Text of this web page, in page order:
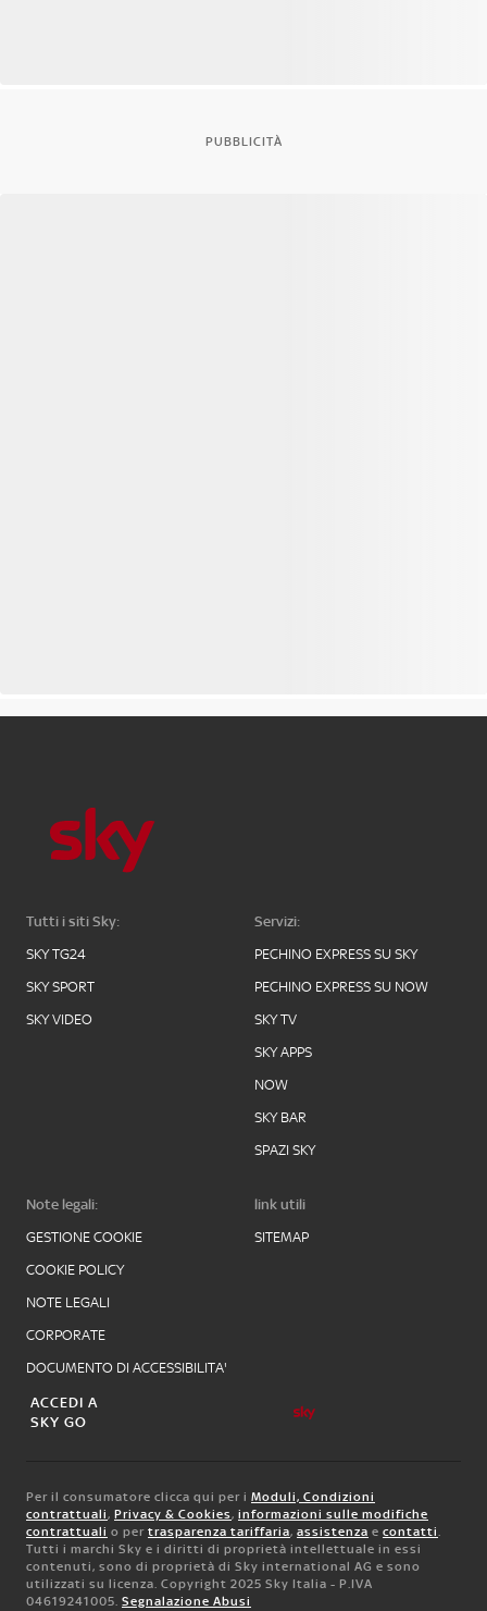
PUBBLICITÀ
Tutti i siti Sky:
SKY TG24
SKY SPORT
SKY VIDEO
Servizi:
PECHINO EXPRESS SU SKY
PECHINO EXPRESS SU NOW
SKY TV
SKY APPS
NOW
SKY BAR
SPAZI SKY
Note legali:
GESTIONE COOKIE
COOKIE POLICY
NOTE LEGALI
CORPORATE
DOCUMENTO DI ACCESSIBILITA'
link utili
SITEMAP
ACCEDI A
SKY GO
Per il consumatore clicca qui per i Moduli, Condizioni
contrattuali, Privacy & Cookies, informazioni sulle modifiche
contrattuali o per trasparenza tariffaria, assistenza e contatti.
Tutti i marchi Sky e i diritti di proprietà intellettuale in essi
contenuti, sono di proprietà di Sky international AG e sono
utilizzati su licenza. Copyright 2025 Sky Italia - P.IVA
04619241005. Segnalazione Abusi